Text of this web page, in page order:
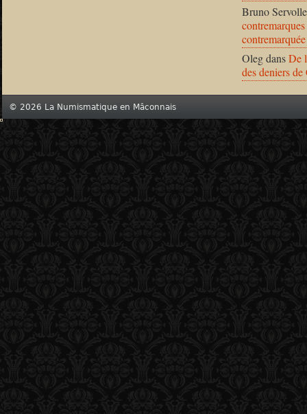
Bruno Servolle
OlegdansDe
des deniers
© 2026 La Numismatique en Mâconnais